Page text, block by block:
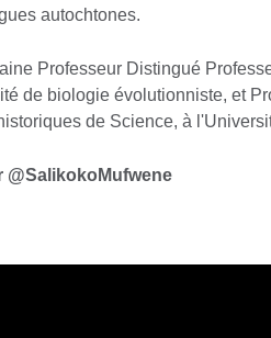
autochtones.
Professeur Distingué
de biologie évolutionniste, et
de Science, à
@SalikokoMufwene